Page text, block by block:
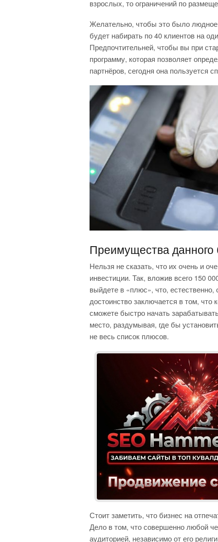
взрослых, то ограничений по
Желательно, чтобы это было людное
будет набирать по 40 клиентов на
Предпочтительней, чтобы вы при
программу, которая позволяет
партнёров, сегодня она пользуется
Преимущества данного
Нельзя не сказать, что их очень и
инвестиции. Так, вложив всего 150
выйдете в «плюс», что,
достоинство заключается в том, что
сможете быстро начать
место, раздумывая, где бы
не весь список плюсов.
Стоит заметить, что бизнес на
Дело в том, что совершенно любой
аудиторией, независимо от его